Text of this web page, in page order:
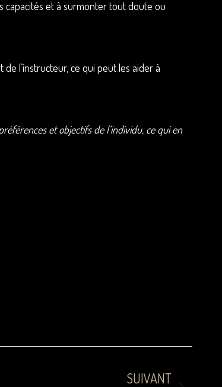
et à surmonter tout doute ou
l’instructeur, ce qui peut les aider à
et objectifs de l’individu, ce qui en
SUIVANT